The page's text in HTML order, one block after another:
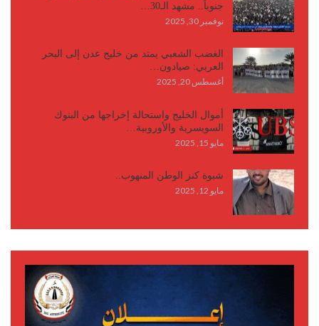
جنوباً.. مشهد الـ30…
نوفمبر 30, 2025
الغضب الشعبي يمتد من خليج عدن إلى البحر
العربي: صيادون…
أغسطس 20, 2025
أموال الخليج واستحالة إخراجها من البنوك
السويسرية والأوروبية…
مايو 15, 2025
شبوة كنز الوطن المنهوب..
مايو 12, 2025